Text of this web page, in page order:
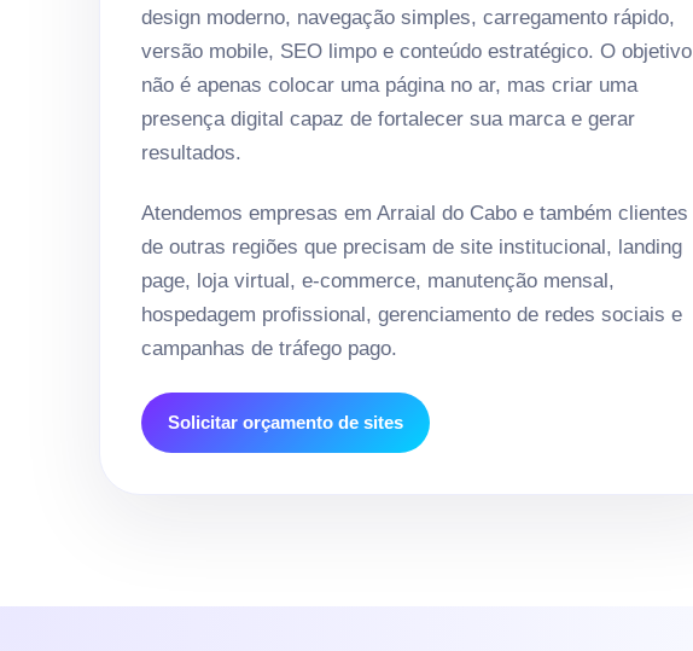
design moderno, navegação simples, carregamento rápido,
versão mobile, SEO limpo e conteúdo estratégico. O objetivo
não é apenas colocar uma página no ar, mas criar uma
presença digital capaz de fortalecer sua marca e gerar
resultados.
Atendemos empresas em Arraial do Cabo e também clientes
de outras regiões que precisam de site institucional, landing
page, loja virtual, e-commerce, manutenção mensal,
hospedagem profissional, gerenciamento de redes sociais e
campanhas de tráfego pago.
Solicitar orçamento de sites